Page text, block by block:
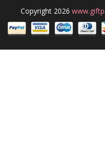
Copyright 2026